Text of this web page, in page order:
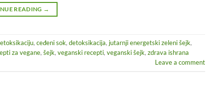
READING →
, ceđeni sok, detoksikacija, jutarnji energetski zeleni šejk,
za vegane, šejk, veganski recepti, veganski šejk, zdrava ishrana
Leave a comment